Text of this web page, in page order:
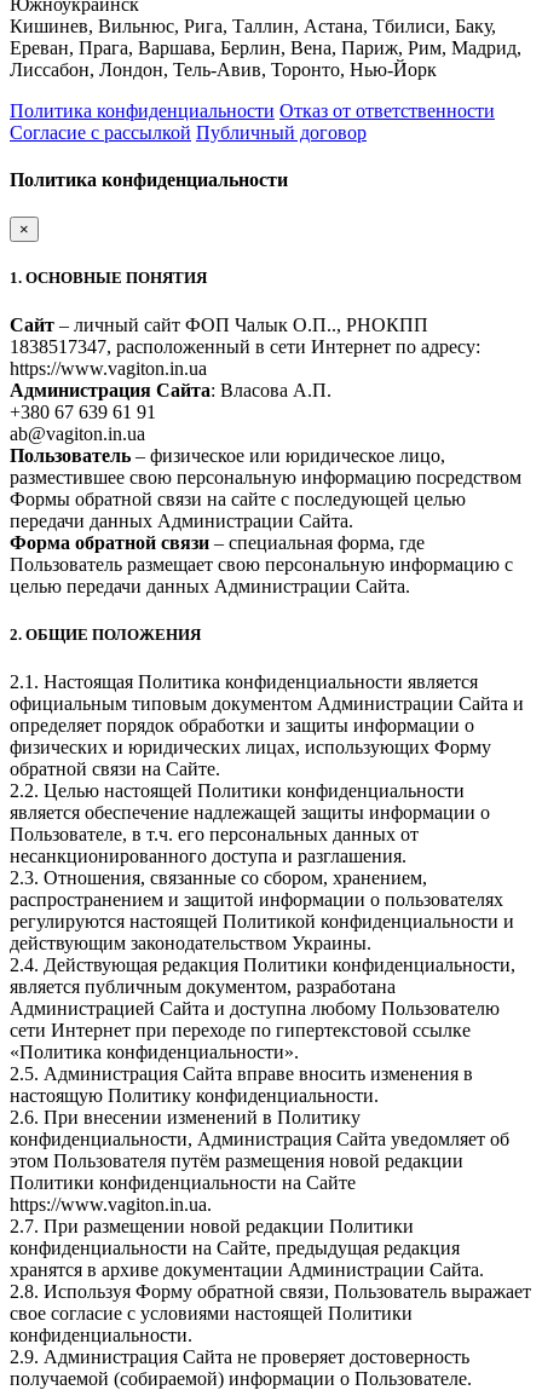
Кишинев, Вильнюс, Рига, Таллин, Астана, Тбилиси, Баку,
Ереван, Прага, Варшава, Берлин, Вена, Париж, Рим, Мадрид,
Лиссабон, Лондон, Тель-Авив, Торонто, Нью-Йорк
Политика конфиденциальности Отказ от ответственности
Согласие с рассылкой Публичный договор
Политика конфиденциальности
×
1. ОСНОВНЫЕ ПОНЯТИЯ
Сайт – личный сайт ФОП Чалык О.П.., РНОКПП
1838517347, расположенный в сети Интернет по адресу:
https://www.vagiton.in.ua
Администрация Сайта: Власова А.П.
+380 67 639 61 91
ab@vagiton.in.ua
Пользователь – физическое или юридическое лицо,
разместившее свою персональную информацию посредством
Формы обратной связи на сайте с последующей целью
передачи данных Администрации Сайта.
Форма обратной связи – специальная форма, где
Пользователь размещает свою персональную информацию с
целью передачи данных Администрации Сайта.
2. ОБЩИЕ ПОЛОЖЕНИЯ
2.1. Настоящая Политика конфиденциальности является
официальным типовым документом Администрации Сайта и
определяет порядок обработки и защиты информации о
физических и юридических лицах, использующих Форму
обратной связи на Сайте.
2.2. Целью настоящей Политики конфиденциальности
является обеспечение надлежащей защиты информации о
Пользователе, в т.ч. его персональных данных от
несанкционированного доступа и разглашения.
2.3. Отношения, связанные со сбором, хранением,
распространением и защитой информации о пользователях
регулируются настоящей Политикой конфиденциальности и
действующим законодательством Украины.
2.4. Действующая редакция Политики конфиденциальности,
является публичным документом, разработана
Администрацией Сайта и доступна любому Пользователю
сети Интернет при переходе по гипертекстовой ссылке
«Политика конфиденциальности».
2.5. Администрация Сайта вправе вносить изменения в
настоящую Политику конфиденциальности.
2.6. При внесении изменений в Политику
конфиденциальности, Администрация Сайта уведомляет об
этом Пользователя путём размещения новой редакции
Политики конфиденциальности на Сайте
https://www.vagiton.in.ua.
2.7. При размещении новой редакции Политики
конфиденциальности на Сайте, предыдущая редакция
хранятся в архиве документации Администрации Сайта.
2.8. Используя Форму обратной связи, Пользователь выражает
свое согласие с условиями настоящей Политики
конфиденциальности.
2.9. Администрация Сайта не проверяет достоверность
получаемой (собираемой) информации о Пользователе.